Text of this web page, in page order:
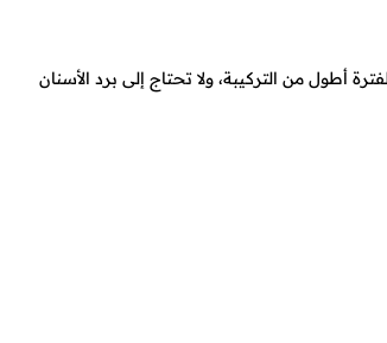
أطول من التركيبة، ولا تحتاج إلى برد الأسنان